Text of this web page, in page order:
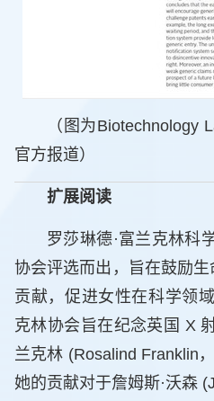
（图为Biotechnology
官方报道）
扩展阅读
罗莎琳德·富兰克林科
协会评选而出，旨在鼓励
贡献，促进女性在科学领
克林协会旨在纪念英国 X
兰克林 (Rosalind Franklin
她的贡献对于詹姆斯·沃森